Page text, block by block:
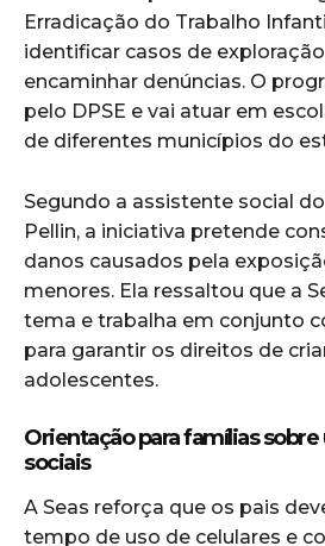
Erradicação do Trabalho
identificar casos de
encaminhar denúncias. O
pelo DPSE e vai atuar em
de diferentes municípios do
Segundo a assistente social do
Pellin, a iniciativa pretende
danos causados pela
menores. Ela ressaltou que a
tema e trabalha em conjunto
para garantir os direitos de
adolescentes.
Orientação para famílias
sociais
A Seas reforça que os pais
tempo de uso de celulares e